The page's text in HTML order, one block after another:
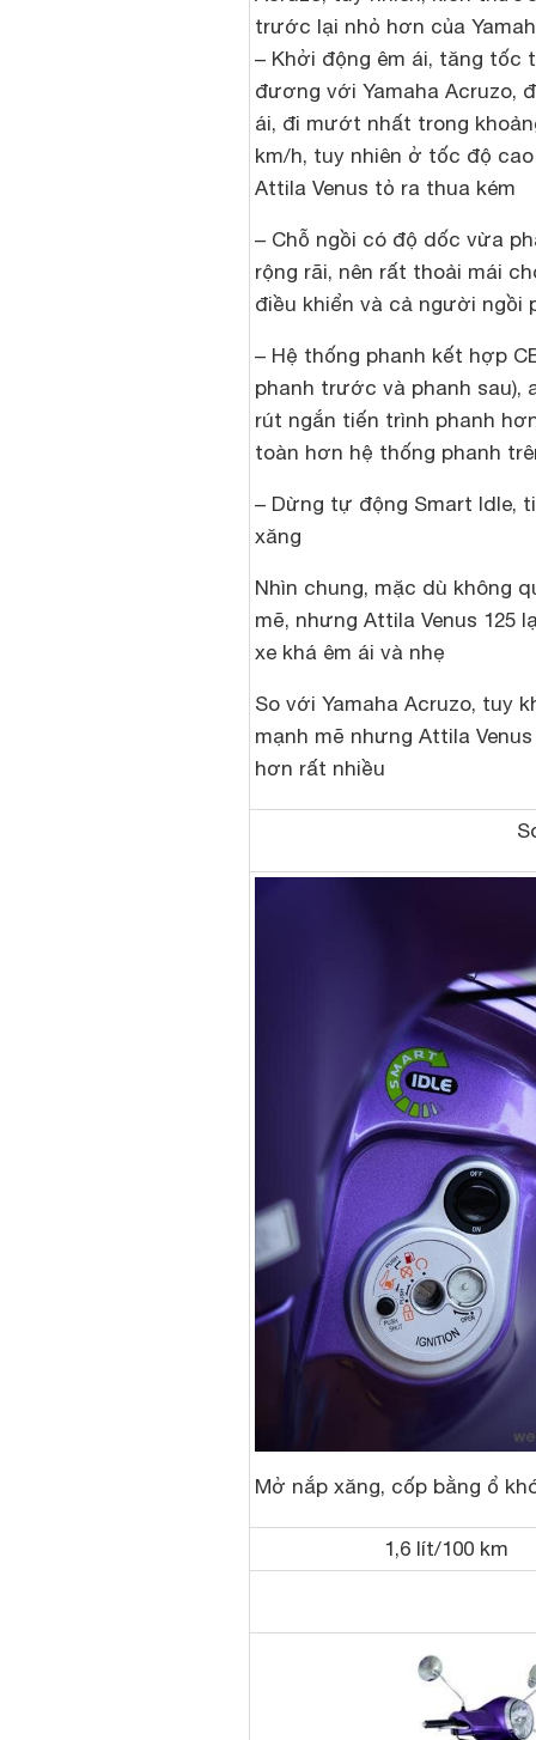
trước lại nhỏ hơn của
– Khởi động êm ái, tăng tốc
đương với Yamaha Acruzo,
ái, đi mướt nhất trong
km/h, tuy nhiên ở tốc độ
Attila Venus tỏ ra thua kém
– Chỗ ngồi có độ dốc vừa
rộng rãi, nên rất thoải mái
điều khiển và cả người ngồi
– Hệ thống phanh kết hợp
phanh trước và phanh sau),
rút ngắn tiến trình phanh
toàn hơn hệ thống phanh
– Dừng tự động Smart Idle,
xăng
Nhìn chung, mặc dù không
mẽ, nhưng Attila Venus 125
xe khá êm ái và nhẹ
So với Yamaha Acruzo, tuy
mạnh mẽ nhưng Attila
hơn rất nhiều
Mở nắp xăng, cốp bằng ổ
1,6 lít/100 km